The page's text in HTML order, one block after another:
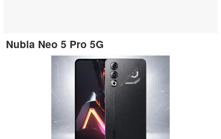
Nubia Neo 5 Pro 5G